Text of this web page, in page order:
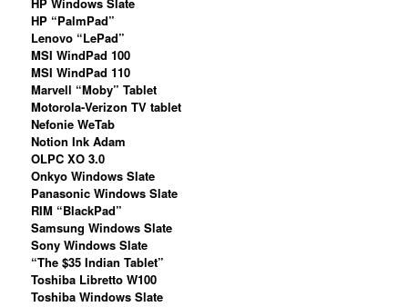
HP “PalmPad”
Lenovo “LePad”
MSI WindPad 100
MSI WindPad 110
Marvell “Moby” Tablet
Motorola-Verizon TV tablet
Nefonie WeTab
Notion Ink Adam
OLPC XO 3.0
Onkyo Windows Slate
Panasonic Windows Slate
RIM “BlackPad”
Samsung Windows Slate
Sony Windows Slate
“The $35 Indian Tablet”
Toshiba Libretto W100
Toshiba Windows Slate